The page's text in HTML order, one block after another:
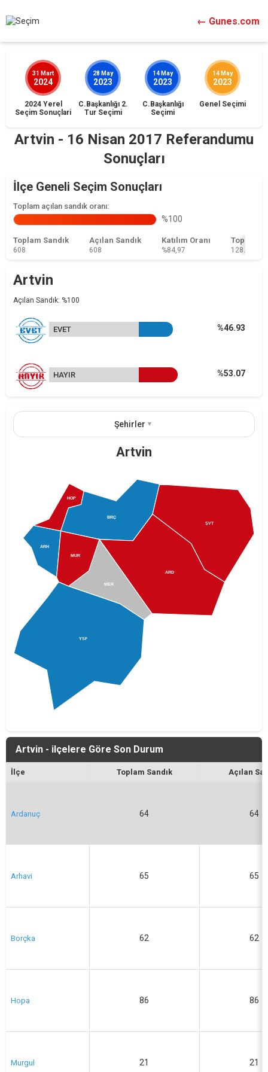
← Gunes.com
31 Mart
2024
2024 Yerel
Seçim Sonuçlari
28 May
2023
C.Başkanlığı 2.
Tur Seçimi
14 May
2023
C.Başkanlığı
Seçimi
14 May
2023
Genel Seçimi
Artvin - 16 Nisan 2017 Referandumu
Sonuçları
İlçe Geneli Seçim Sonuçları
Toplam açılan sandık oranı:
%100
Toplam Sandık
608
Açılan Sandık
608
Katılım Oranı
%84,97
Toplam
128.132
Artvin
Açılan Sandık: %100
EVET %46.93
HAYIR %53.07
Şehirler
Artvin
ARH
HOP
BRÇ
ŞVT
ARD
MER
MUR
YSF
Artvin - ilçelere Göre Son Durum
İlçe Toplam Sandık Açılan
Ardanuç 64 64
Arhavi 65 65
Borçka 62 62
Hopa 86 86
Murgul 21 21